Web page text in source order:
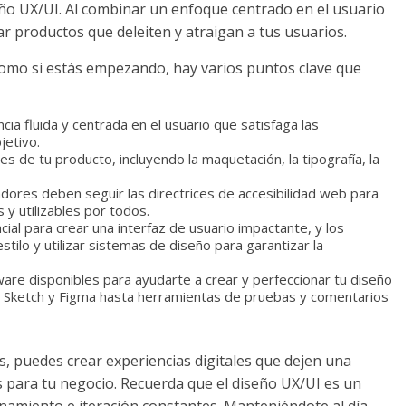
UX/UI. Al combinar un enfoque centrado en el usuario
productos que deleiten y atraigan a tus usuarios.
si estás empezando, hay varios puntos clave que
fluida y centrada en el usuario que satisfaga las
de tu producto, incluyendo la maquetación, la tipografía, la
deben seguir las directrices de accesibilidad web para
y utilizables por todos.
para crear una interfaz de usuario impactante, y los
y utilizar sistemas de diseño para garantizar la
disponibles para ayudarte a crear y perfeccionar tu diseño
y Figma hasta herramientas de pruebas y comentarios
puedes crear experiencias digitales que dejen una
tu negocio. Recuerda que el diseño UX/UI es un